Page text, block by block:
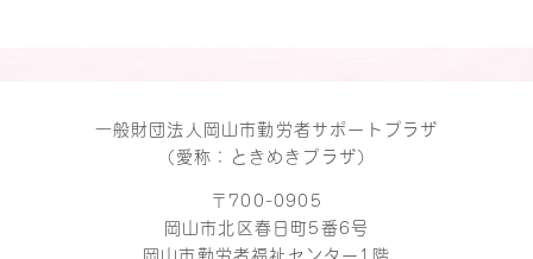
一般財団法人岡山市勤労者サポートプラザ
（愛称：ときめきプラザ）
〒700-0905
岡山市北区春日町5番6号
岡山市勤労者福祉センター1階